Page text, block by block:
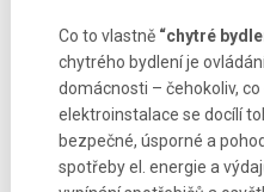
Co to vlastně “chytré
chytrého bydlení je
domácnosti – čehokoliv,
elektroinstalace se docílí
bezpečné, úsporné a
spotřeby el. energie a